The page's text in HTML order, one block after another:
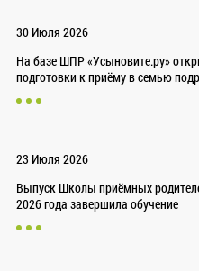
30 Июля 2026
На базе ШПР «Усыновите.ру»
подготовки к приёму в семью
23 Июля 2026
Выпуск Школы приёмных
2026 года завершила обучение